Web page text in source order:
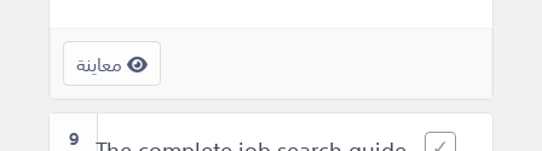
معاينة
9